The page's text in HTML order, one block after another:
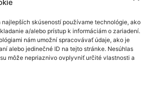
skúseností používame technológie, ako
a/alebo prístup k informáciám o zariadení.
nám umožní spracovávať údaje, ako je
alebo jedinečné ID na tejto stránke. Nesúhlas
môže nepriaznivo ovplyvniť určité vlastnosti a
málo zdrojov príjmu.
hľadať iné spôsoby, ako ich
z roku 2014 sa vyslovene
jednostranného
z roku 2020 však